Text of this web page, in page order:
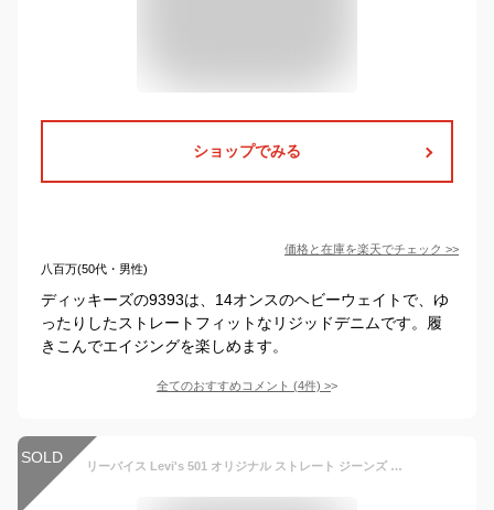
ショップでみる
価格と在庫を楽天でチェック >>
八百万(50代・男性)
ディッキーズの9393は、14オンスのヘビーウェイトで、ゆ
ったりしたストレートフィットなリジッドデニムです。履
きこんでエイジングを楽しめます。
全てのおすすめコメント (4件) >
SOLD リーバイス Levi's 501 オリジナル ストレート ジーンズ デニム パンツ ジーパン リジッド ノンウォッシュ 未洗い ボタンフライ メンズ 男性用 501-0000 g730000 定番 【正規品】【送料無料】